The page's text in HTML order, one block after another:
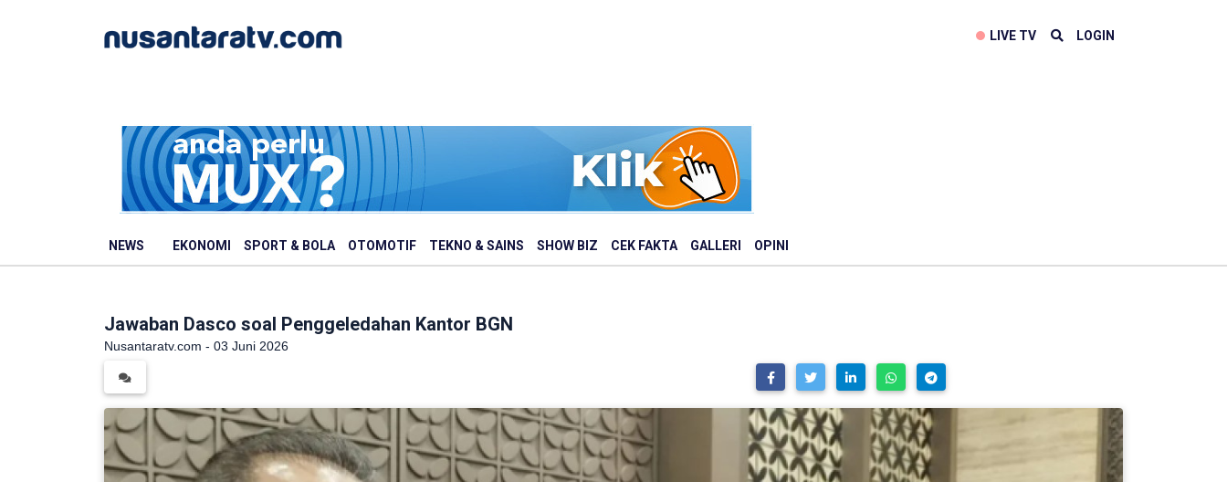
LIVE TV LOGIN
NEWS EKONOMI SPORT & BOLA OTOMOTIF TEKNO & SAINS SHOW BIZ CEK FAKTA GALLERI OPINI
Jawaban Dasco soal Penggeledahan Kantor BGN
Nusantaratv.com - 03 Juni 2026